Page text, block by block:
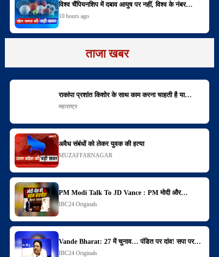
विश्व चैंपियनशिप में दबाव आयुष पर नहीं, विश्व के नंबर…
10 hours ago
ताजा खबर
राकांपा प्रशांत किशोर के साथ काम करना चाहती है या…
महाराष्ट्र
अवैध संबंधों को लेकर युवक की हत्या
MUZAFFARNAGAR
PM Modi Talk To JD Vance : PM मोदी और…
IBC24 Originals
Vande Bharat: 27 में चुनाव… पंडित पर दांव! सपा पर…
IBC24 Originals